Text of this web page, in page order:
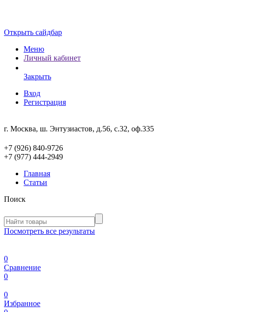
Открыть сайдбар
Меню
Личный кабинет
Закрыть
Вход
Регистрация
г. Москва, ш. Энтузиастов, д.56, с.32, оф.335
+7 (926) 840-9726
+7 (977) 444-2949
Главная
Статьи
Поиск
Посмотреть все результаты
0
Сравнение
0
0
Избранное